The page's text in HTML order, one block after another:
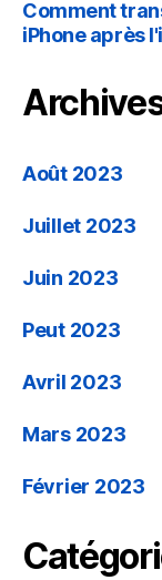
Comment
iPhone après
Août 2023
Juillet 2023
Juin 2023
Peut 2023
Avril 2023
Mars 2023
Février 2023